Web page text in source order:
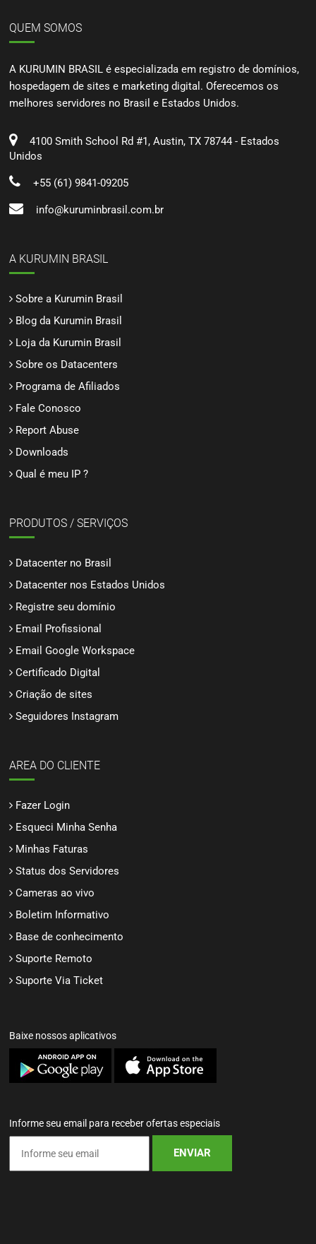
QUEM SOMOS
A KURUMIN BRASIL é especializada em registro de domínios,
hospedagem de sites e marketing digital. Oferecemos os
melhores servidores no Brasil e Estados Unidos.
4100 Smith School Rd #1, Austin, TX 78744 - Estados
Unidos
+55 (61) 9841-09205
info@kuruminbrasil.com.br
A KURUMIN BRASIL
Sobre a Kurumin Brasil
Blog da Kurumin Brasil
Loja da Kurumin Brasil
Sobre os Datacenters
Programa de Afiliados
Fale Conosco
Report Abuse
Downloads
Qual é meu IP ?
PRODUTOS / SERVIÇOS
Datacenter no Brasil
Datacenter nos Estados Unidos
Registre seu domínio
Email Profissional
Email Google Workspace
Certificado Digital
Criação de sites
Seguidores Instagram
AREA DO CLIENTE
Fazer Login
Esqueci Minha Senha
Minhas Faturas
Status dos Servidores
Cameras ao vivo
Boletim Informativo
Base de conhecimento
Suporte Remoto
Suporte Via Ticket
Baixe nossos aplicativos
Informe seu email para receber ofertas especiais